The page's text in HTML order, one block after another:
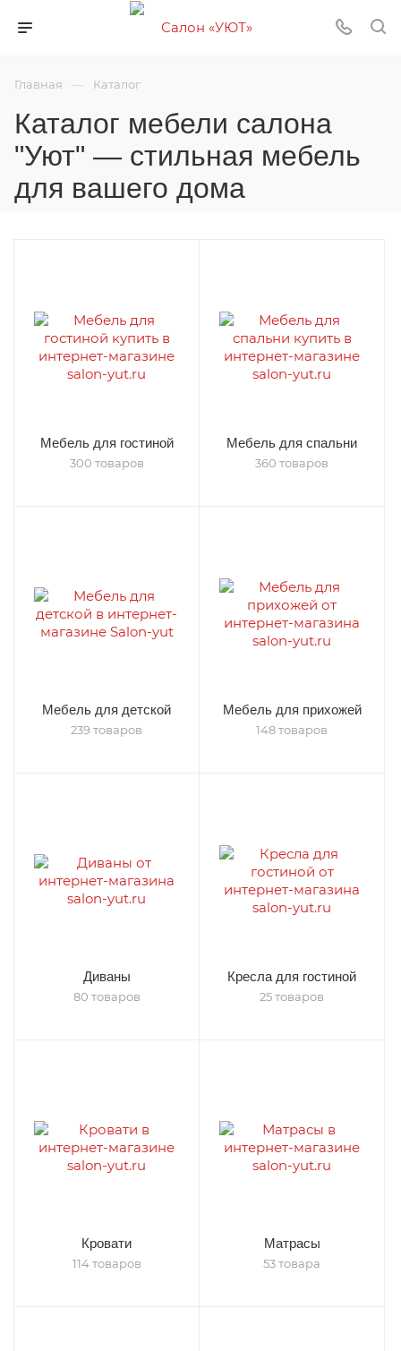
Главная — Каталог
Каталог мебели салона
"Уют" — стильная мебель
для вашего дома
Мебель для гостиной
300 товаров
Мебель для спальни
360 товаров
Мебель для детской
239 товаров
Мебель для прихожей
148 товаров
Диваны
80 товаров
Кресла для гостиной
25 товаров
Кровати
114 товаров
Матрасы
53 товара